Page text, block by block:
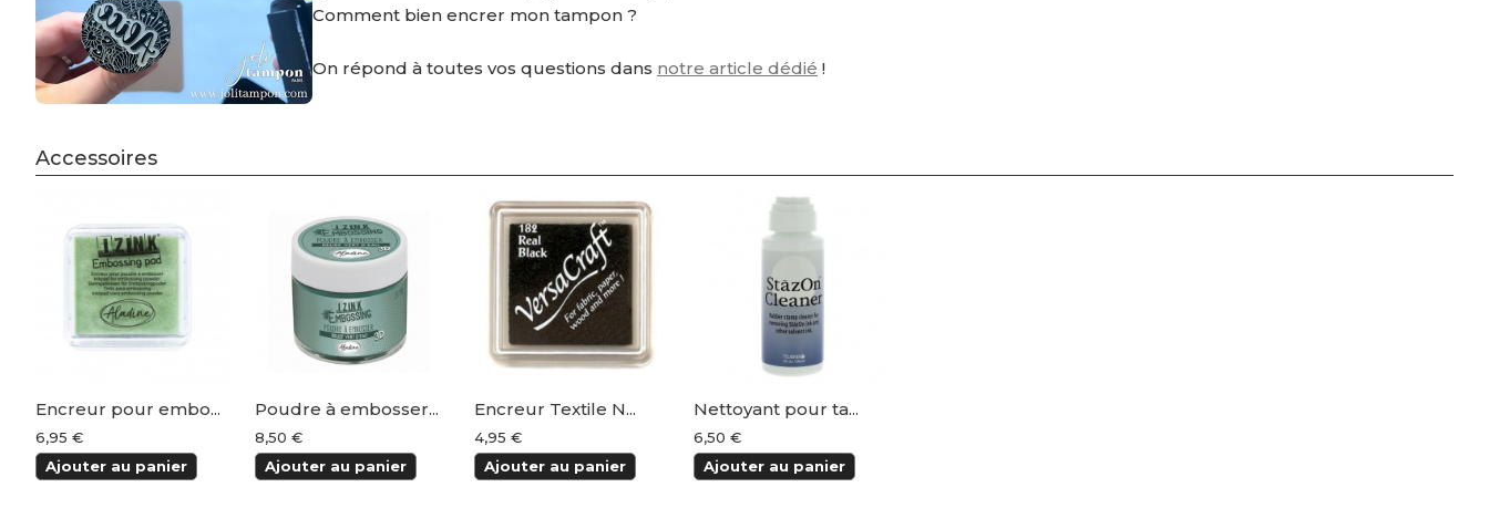
Comment bien encrer mon tampon ?
On répond à toutes vos questions dans notre article dédié !
Accessoires
Encreur pour embo...
6,95 €
Ajouter au panier
Poudre à embosser...
8,50 €
Ajouter au panier
Encreur Textile N...
4,95 €
Ajouter au panier
Nettoyant pour ta...
6,50 €
Ajouter au panier